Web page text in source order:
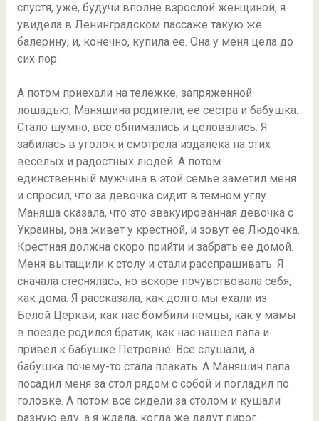
спустя, уже, будучи вполне взрослой женщиной, я
увидела в Ленинградском пассаже такую же
балерину, и, конечно, купила ее. Она у меня цела до
сих пор.
А потом приехали на тележке, запряженной
лошадью, Маняшина родители, ее сестра и бабушка.
Стало шумно, все обнимались и целовались. Я
забилась в уголок и смотрела издалека на этих
веселых и радостных людей. А потом
единственный мужчина в этой семье заметил меня
и спросил, что за девочка сидит в темном углу.
Маняша сказала, что это эвакуированная девочка с
Украины, она живет у крестной, и зовут ее Людочка.
Крестная должна скоро прийти и забрать ее домой.
Меня вытащили к столу и стали расспрашивать. Я
сначала стеснялась, но вскоре почувствовала себя,
как дома. Я рассказала, как долго мы ехали из
Белой Церкви, как нас бомбили немцы, как у мамы
в поезде родился братик, как нас нашел папа и
привел к бабушке Петровне. Все слушали, а
бабушка почему-то стала плакать. А Маняшин папа
посадил меня за стол рядом с собой и погладил по
головке. А потом все сидели за столом и кушали
разную еду, а я ждала, когда же дадут пирог.